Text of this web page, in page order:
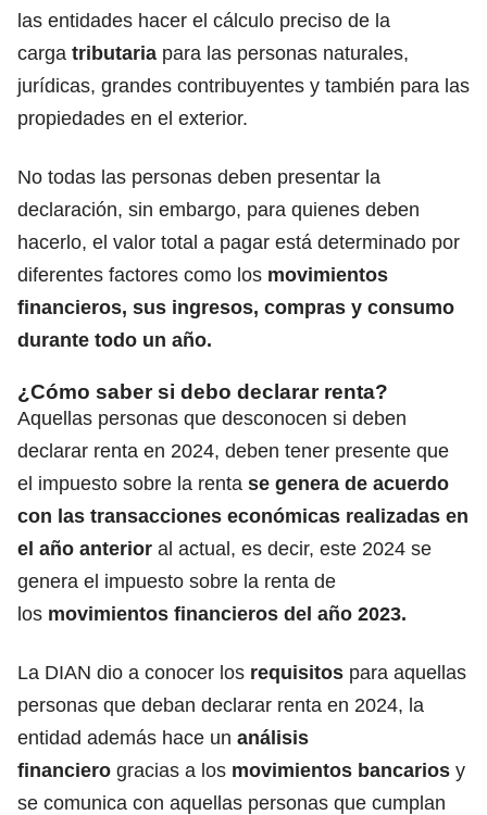
las entidades hacer el cálculo preciso de la
carga tributaria para las personas naturales,
jurídicas, grandes contribuyentes y también para las
propiedades en el exterior.
No todas las personas deben presentar la
declaración, sin embargo, para quienes deben
hacerlo, el valor total a pagar está determinado por
diferentes factores como los movimientos
financieros, sus ingresos, compras y consumo
durante todo un año.
¿Cómo saber si debo declarar renta?
Aquellas personas que desconocen si deben
declarar renta en 2024, deben tener presente que
el impuesto sobre la renta se genera de acuerdo
con las transacciones económicas realizadas en
el año anterior al actual, es decir, este 2024 se
genera el impuesto sobre la renta de
los movimientos financieros del año 2023.
La DIAN dio a conocer los requisitos para aquellas
personas que deban declarar renta en 2024, la
entidad además hace un análisis
financiero gracias a los movimientos bancarios y
se comunica con aquellas personas que cumplan